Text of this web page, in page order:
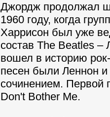
Джордж продолжал
1960 году, когда
Харрисон был уже
состав The Beatles –
вошел в историю
песен были Леннон
сочинением. Первой
Don't Bother Me.